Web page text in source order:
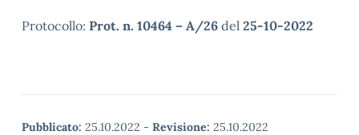
Protocollo: Prot. n. 10464 – A/26 del 25-10-2022
Pubblicato: 25.10.2022 - Revisione: 25.10.2022